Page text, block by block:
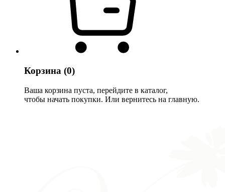
Корзина (0)
Ваша корзина пуста, перейдите в каталог,
чтобы начать покупки. Или вернитесь на главную.